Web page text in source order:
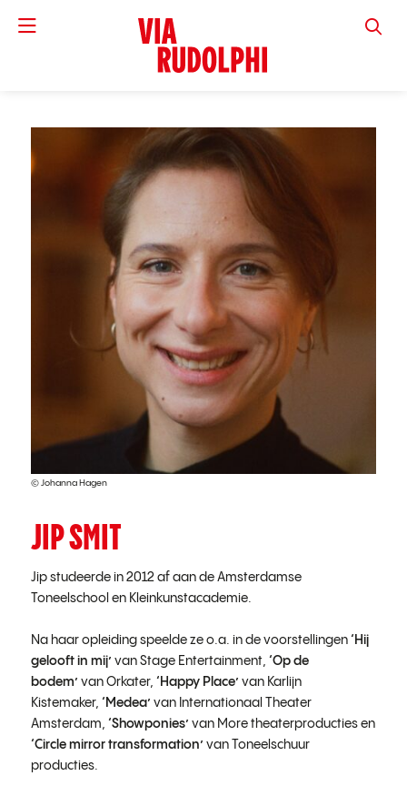
VIA
© Johanna Hagen
JIP SMIT
Jip studeerde in 2012 af aan de Amsterdamse
Toneelschool en Kleinkunstacademie.
Na haar opleiding speelde ze o.a. in de voorstellingen ‘Hij
gelooft in mij’ van Stage Entertainment, ‘Op de
bodem’ van Orkater, ‘Happy Place’ van Karlijn
Kistemaker, ‘Medea’ van Internationaal Theater
Amsterdam, ‘Showponies’ van More theaterproducties en
‘Circle mirror transformation’ van Toneelschuur
producties.